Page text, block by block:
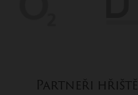
Partneři hřiště